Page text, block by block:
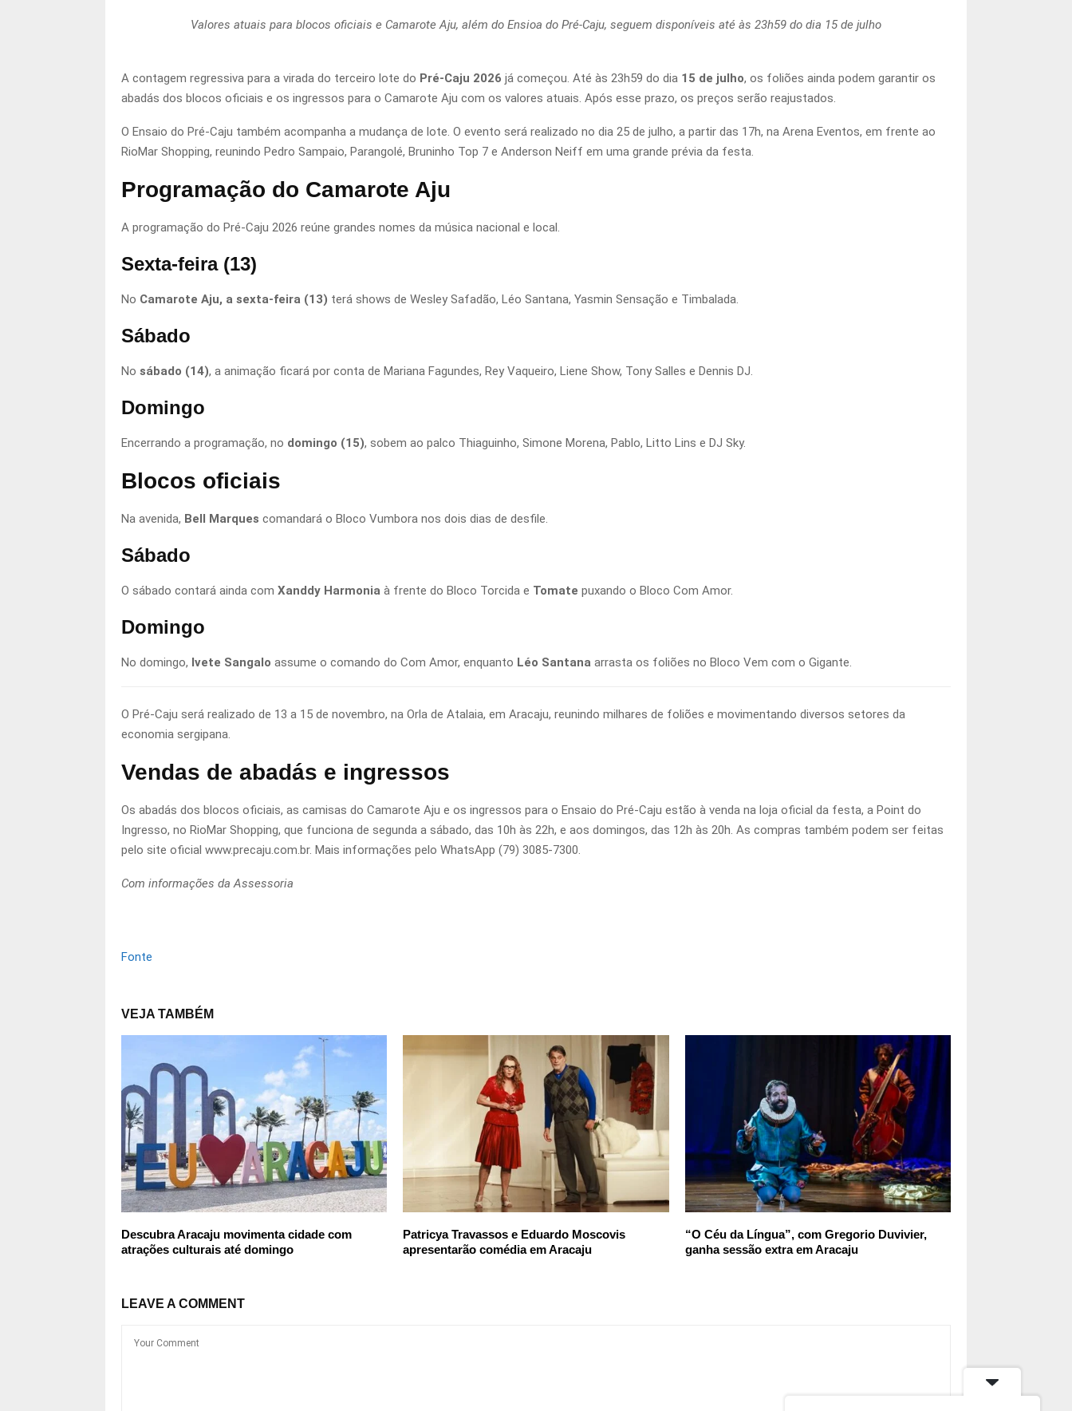
Valores atuais para blocos oficiais e Camarote Aju, além do Ensioa do Pré-Caju, seguem disponíveis até às 23h59 do dia 15 de julho
A contagem regressiva para a virada do terceiro lote do Pré-Caju 2026 já começou. Até às 23h59 do dia 15 de julho, os foliões ainda podem garantir os
abadás dos blocos oficiais e os ingressos para o Camarote Aju com os valores atuais. Após esse prazo, os preços serão reajustados.
O Ensaio do Pré-Caju também acompanha a mudança de lote. O evento será realizado no dia 25 de julho, a partir das 17h, na Arena Eventos, em frente ao
RioMar Shopping, reunindo Pedro Sampaio, Parangolé, Bruninho Top 7 e Anderson Neiff em uma grande prévia da festa.
Programação do Camarote Aju
A programação do Pré-Caju 2026 reúne grandes nomes da música nacional e local.
Sexta-feira (13)
No Camarote Aju, a sexta-feira (13) terá shows de Wesley Safadão, Léo Santana, Yasmin Sensação e Timbalada.
Sábado
No sábado (14), a animação ficará por conta de Mariana Fagundes, Rey Vaqueiro, Liene Show, Tony Salles e Dennis DJ.
Domingo
Encerrando a programação, no domingo (15), sobem ao palco Thiaguinho, Simone Morena, Pablo, Litto Lins e DJ Sky.
Blocos oficiais
Na avenida, Bell Marques comandará o Bloco Vumbora nos dois dias de desfile.
Sábado
O sábado contará ainda com Xanddy Harmonia à frente do Bloco Torcida e Tomate puxando o Bloco Com Amor.
Domingo
No domingo, Ivete Sangalo assume o comando do Com Amor, enquanto Léo Santana arrasta os foliões no Bloco Vem com o Gigante.
O Pré-Caju será realizado de 13 a 15 de novembro, na Orla de Atalaia, em Aracaju, reunindo milhares de foliões e movimentando diversos setores da
economia sergipana.
Vendas de abadás e ingressos
Os abadás dos blocos oficiais, as camisas do Camarote Aju e os ingressos para o Ensaio do Pré-Caju estão à venda na loja oficial da festa, a Point do
Ingresso, no RioMar Shopping, que funciona de segunda a sábado, das 10h às 22h, e aos domingos, das 12h às 20h. As compras também podem ser feitas
pelo site oficial www.precaju.com.br. Mais informações pelo WhatsApp (79) 3085-7300.
Com informações da Assessoria
Fonte
VEJA TAMBÉM
Descubra Aracaju movimenta cidade com
atrações culturais até domingo
Patricya Travassos e Eduardo Moscovis
apresentarão comédia em Aracaju
“O Céu da Língua”, com Gregorio Duvivier,
ganha sessão extra em Aracaju
LEAVE A COMMENT